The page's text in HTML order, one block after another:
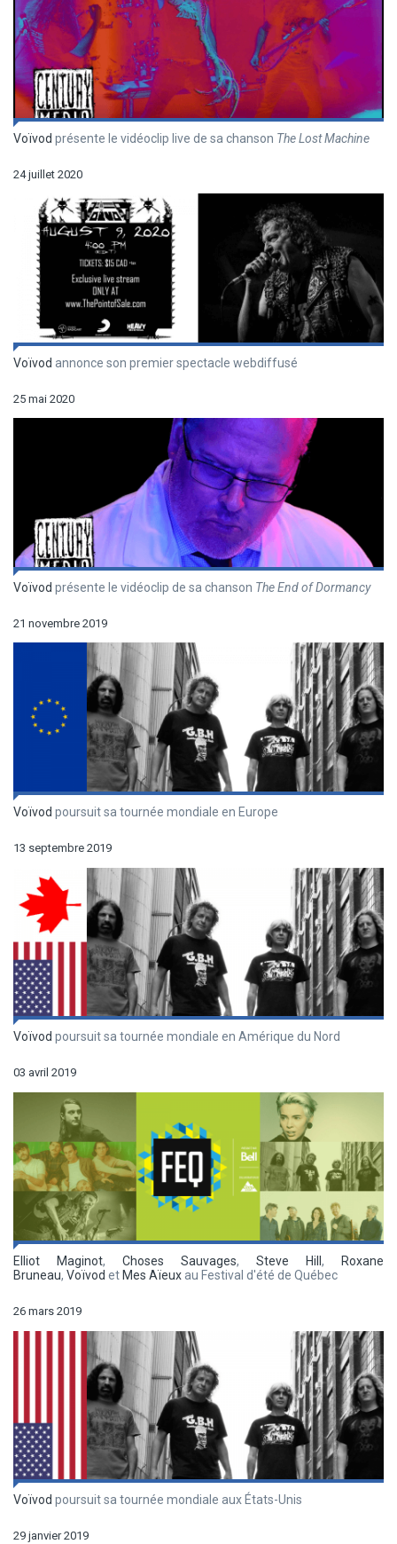
Voïvod présente le vidéoclip live de sa chanson The Lost Machine
24 juillet 2020
Voïvod annonce son premier spectacle webdiffusé
25 mai 2020
Voïvod présente le vidéoclip de sa chanson The End of Dormancy
21 novembre 2019
Voïvod poursuit sa tournée mondiale en Europe
13 septembre 2019
Voïvod poursuit sa tournée mondiale en Amérique du Nord
03 avril 2019
Elliot Maginot, Choses Sauvages, Steve Hill ,
Roxane
Bruneau, Voïvod et Mes Aïeux au Festival d'été de Québec
26 mars 2019
Voïvod poursuit sa tournée mondiale aux États-Unis
29 janvier 2019